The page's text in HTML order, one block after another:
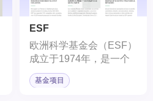
ESF
欧洲科学基金会（ESF）
成立于1974年，是一个
位于法国斯特拉斯堡的非
政府、面向国际的科研组
基金项目